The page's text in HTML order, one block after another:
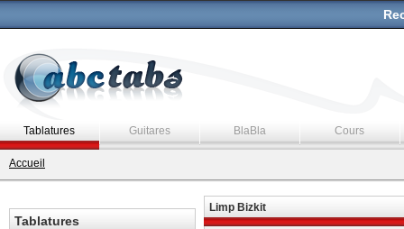
Tablatures Guitares BlaBla Cours
Accueil
Tablatures
Limp Bizkit